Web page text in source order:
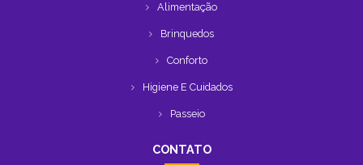
Alimentação
Brinquedos
Conforto
Higiene E Cuidados
Passeio
CONTATO